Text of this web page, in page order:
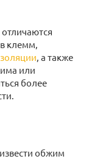
клемм,
, а также
или
более
обжим